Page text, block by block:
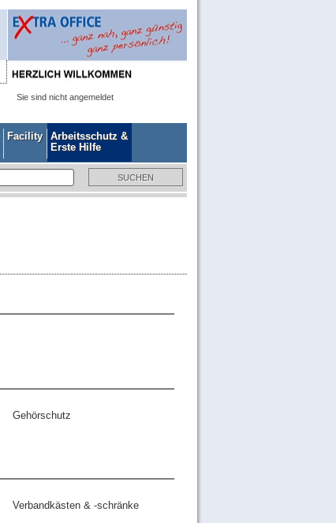
Sie sind nicht angemeldet
Facility
Arbeitsschutz &
Erste Hilfe
Gehörschutz
Verbandkästen & -schränke